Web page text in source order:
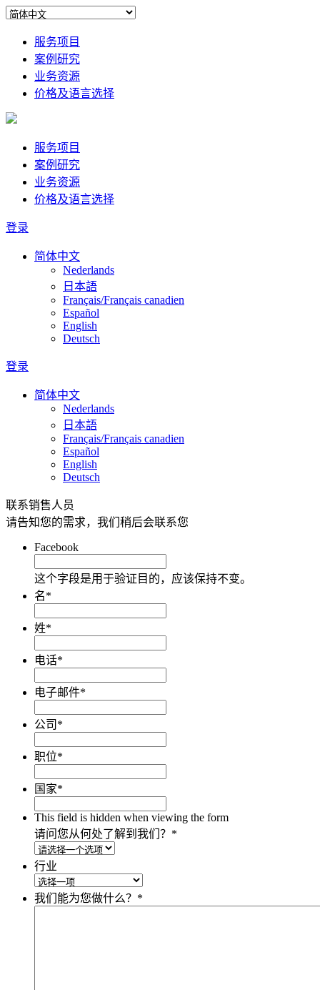
服务项目
案例研究
业务资源
价格及语言选择
服务项目
案例研究
业务资源
价格及语言选择
登录
简体中文
Nederlands
日本語
Français/Français canadien
Español
English
Deutsch
登录
简体中文
Nederlands
日本語
Français/Français canadien
Español
English
Deutsch
联系销售人员
请告知您的需求，我们稍后会联系您
Facebook
这个字段是用于验证目的，应该保持不变。
名*
姓*
电话*
电子邮件*
公司 *
职位*
国家*
This field is hidden when viewing the form
请问您从何处了解到我们？ *
行业
我们能为您做什么？ *